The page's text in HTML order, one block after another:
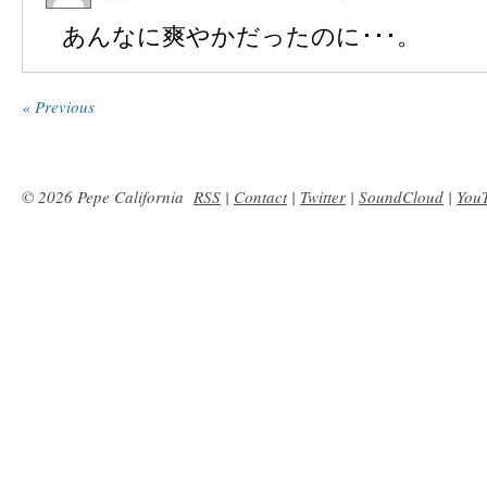
あんなに爽やかだったのに･･･。
« Previous
© 2026 Pepe California RSS | Contact| Twitter | SoundCloud |